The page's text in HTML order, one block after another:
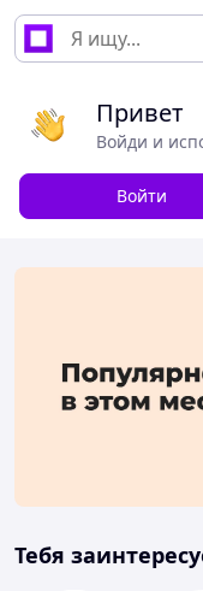
Привет
Войди и
Войти
Тебя